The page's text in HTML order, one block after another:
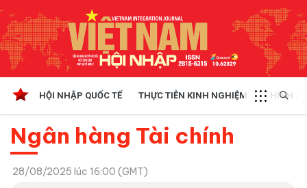
HỘI NHẬP QUỐC TẾ THỰC TIỄN KINH NGHIỆM CHÍNH
Ngân hàng Tài chính
28/08/2025 lúc 16:00 (GMT)